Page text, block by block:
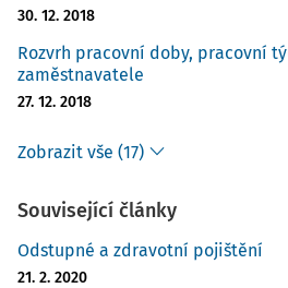
30. 12. 2018
Rozvrh pracovní doby, pracovní
zaměstnavatele
27. 12. 2018
Zobrazit vše (17)
Související články
Odstupné a zdravotní pojištění
21. 2. 2020